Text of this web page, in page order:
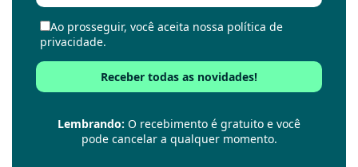
Ao prosseguir, você aceita nossa política de
privacidade.
Lembrando: O recebimento é gratuito e você
pode cancelar a qualquer momento.